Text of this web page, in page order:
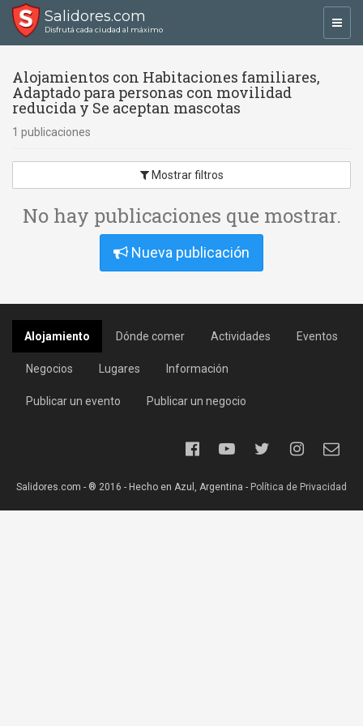
Salidores.com
Disfrutá cada ciudad al máximo
Alojamientos con Habitaciones familiares,
Adaptado para personas con movilidad
reducida y Se aceptan mascotas
1 publicaciones
Mostrar filtros
No hay publicaciones que mostrar.
Nueva publicación
Alojamiento Dónde comer Actividades Eventos
Negocios Lugares Información
Publicar un evento Publicar un negocio
Salidores.com - ® 2016 - Hecho en Azul, Argentina - Política de Privacidad